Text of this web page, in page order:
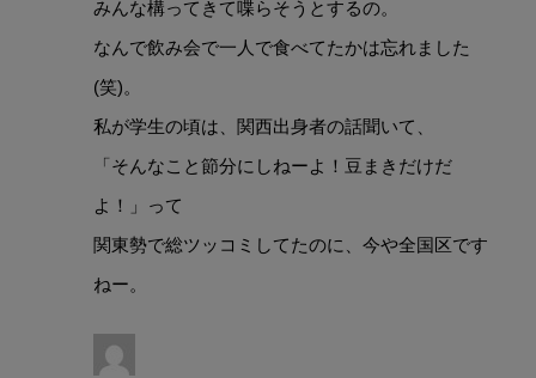
みんな構ってきて喋らそうとするの。
なんで飲み会で一人で食べてたかは忘れました
(笑)。
私が学生の頃は、関西出身者の話聞いて、
「そんなこと節分にしねーよ！豆まきだけだ
よ！」って
関東勢で総ツッコミしてたのに、今や全国区です
ねー。